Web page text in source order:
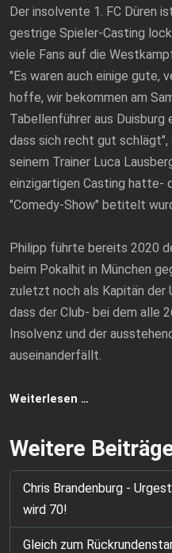
Der insolvente 1. FC Düren
gestrige Spieler-Casting
viele Fans auf die
"Es waren auch einige gute,
hoffe, wir bekommen am
Tabellenführer aus Duisburg
dass sich recht gut schlägt",
seinem Trainer Luca
einzigartigen Casting hatte-
"Comedy-Show" betitelt
Philipp führte bereits 2020
beim Pokalhit in München
zuletzt noch als Kapitän der
dass der Club- bei dem alle
Insolvenz und der
auseinanderfällt.
Weiterlesen …
Weitere
Chris Brandenburg -
wird 70!
Gleich zum